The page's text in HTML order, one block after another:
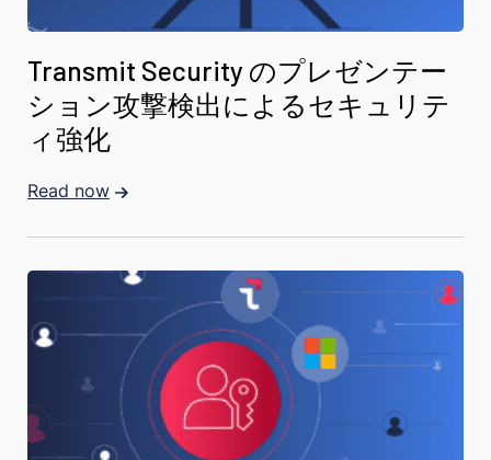
Transmit Security のプレゼンテー
ション攻撃検出によるセキュリテ
ィ強化
Read now